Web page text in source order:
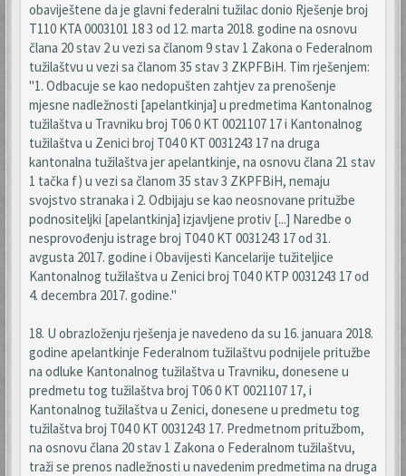
obaviještene da je glavni federalni tužilac donio Rješenje broj
T110 KTA 0003101 18 3 od 12. marta 2018. godine na osnovu
člana 20 stav 2 u vezi sa članom 9 stav 1 Zakona o Federalnom
tužilaštvu u vezi sa članom 35 stav 3 ZKPFBiH. Tim rješenjem:
"1. Odbacuje se kao nedopušten zahtjev za prenošenje
mjesne nadležnosti [apelantkinja] u predmetima Kantonalnog
tužilaštva u Travniku broj T06 0 KT 0021107 17 i Kantonalnog
tužilaštva u Zenici broj T04 0 KT 0031243 17 na druga
kantonalna tužilaštva jer apelantkinje, na osnovu člana 21 stav
1 tačka f) u vezi sa članom 35 stav 3 ZKPFBiH, nemaju
svojstvo stranaka i 2. Odbijaju se kao neosnovane pritužbe
podnositeljki [apelantkinja] izjavljene protiv [...] Naredbe o
nesprovođenju istrage broj T04 0 KT 0031243 17 od 31.
avgusta 2017. godine i Obavijesti Kancelarije tužiteljice
Kantonalnog tužilaštva u Zenici broj T04 0 KTP 0031243 17 od
4. decembra 2017. godine."
18. U obrazloženju rješenja je navedeno da su 16. januara 2018.
godine apelantkinje Federalnom tužilaštvu podnijele pritužbe
na odluke Kantonalnog tužilaštva u Travniku, donesene u
predmetu tog tužilaštva broj T06 0 KT 0021107 17, i
Kantonalnog tužilaštva u Zenici, donesene u predmetu tog
tužilaštva broj T04 0 KT 0031243 17. Predmetnom pritužbom,
na osnovu člana 20 stav 1 Zakona o Federalnom tužilaštvu,
traži se prenos nadležnosti u navedenim predmetima na druga